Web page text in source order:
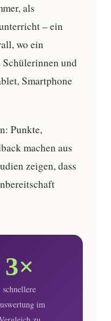
als
– ein
wo ein
und
Smartphone
Punkte,
machen aus
zeigen, dass
3×
schnellere
im